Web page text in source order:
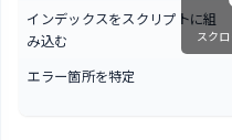
インデックスをスクリプトに組
み込む
エラー箇所を特定
スク